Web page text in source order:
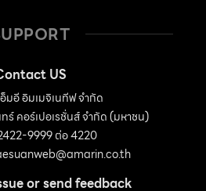
US
มอี อิมเมจิเนทีฟ จำกัด
ร์ คอร์เปอเรชั่นส์ จำกัด (มหาชน)
9999 ต่อ 4220
or send feedback